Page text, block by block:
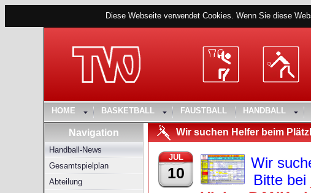
Diese Webseite verwendet Cookies. Wenn Sie diese
HOME BASKETBALL FAUSTBALL HANDBALL
Navigation
Handball-News
Gesamtspielplan
Abteilung
Wir suchen Helfer beim
JUL
10
Wir
Bitte bei